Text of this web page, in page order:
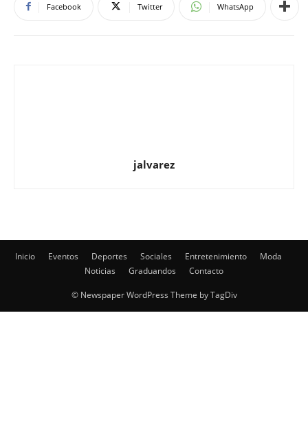
Facebook Twitter WhatsApp
jalvarez
Inicio Eventos Deportes Sociales Entretenimiento
Moda
Noticias
Graduandos Contacto
© Newspaper WordPress Theme by TagDiv